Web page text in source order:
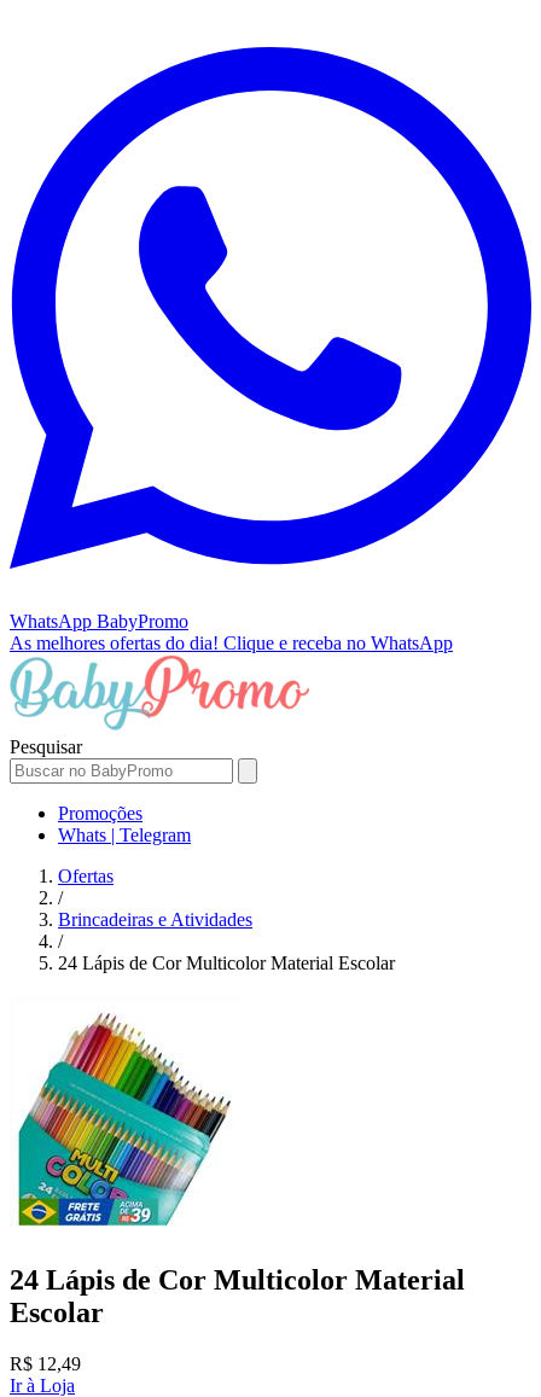
WhatsApp BabyPromo
As melhores ofertas do dia! Clique e receba no WhatsApp
Pesquisar
Promoções
Whats | Telegram
Ofertas
/
Brincadeiras e Atividades
/
24 Lápis de Cor Multicolor Material Escolar
24 Lápis de Cor Multicolor Material
Escolar
R$ 12,49
Ir à Loja